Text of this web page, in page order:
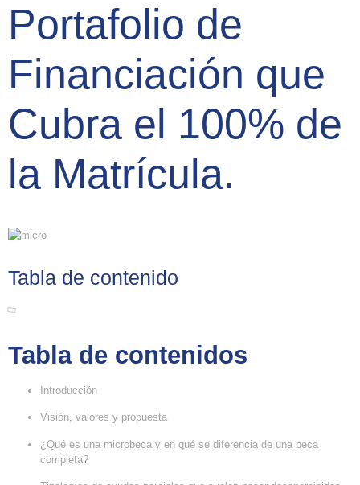
Portafolio de
Financiación que
Cubra el 100% de
la Matrícula.
Tabla de contenido
Tabla de contenidos
Introducción
Visión, valores y propuesta
¿Qué es una microbeca y en qué se diferencia de una beca
completa?